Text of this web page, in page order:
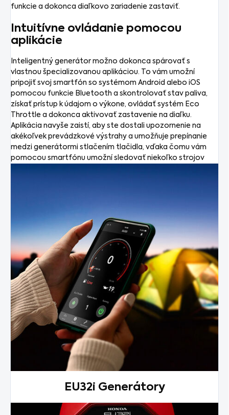
funkcie a dokonca diaľkovo zariadenie zastaviť.
Intuitívne ovládanie pomocou
aplikácie
Inteligentný generátor možno dokonca spárovať s
vlastnou špecializovanou aplikáciou. To vám umožní
pripojiť svoj smartfón so systémom Android alebo iOS
pomocou funkcie Bluetooth a skontrolovať stav paliva,
získať prístup k údajom o výkone, ovládať systém Eco
Throttle a dokonca aktivovať zastavenie na diaľku.
Aplikácia navyše zaistí, aby ste dostali upozornenie na
akékoľvek prevádzkové výstrahy a umožňuje prepínanie
medzi generátormi stlačením tlačidla, vďaka čomu vám
pomocou smartfónu umožní sledovať niekoľko strojov
EU32i Generátory